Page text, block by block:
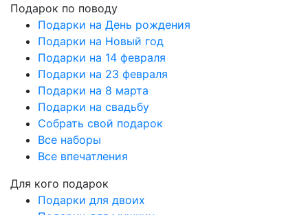
Подарок по поводу
Подарки на День рождения
Подарки на Новый год
Подарки на 14 февраля
Подарки на 23 февраля
Подарки на 8 марта
Подарки на свадьбу
Собрать свой подарок
Все наборы
Все впечатления
Для кого подарок
Подарки для двоих